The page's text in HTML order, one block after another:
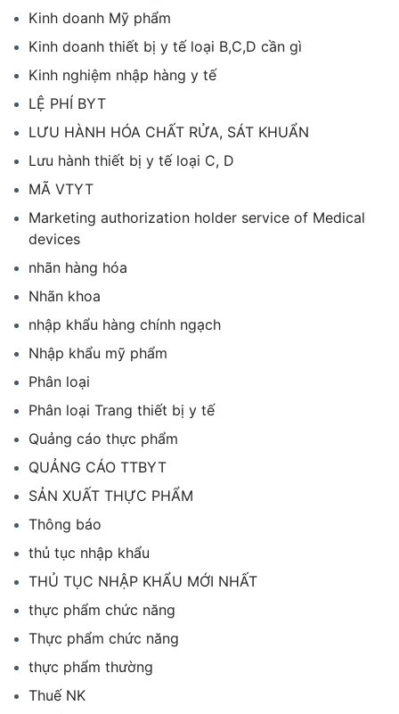
Kinh doanh Mỹ phẩm
Kinh doanh thiết bị y tế loại B,C,D cần gì
Kinh nghiệm nhập hàng y tế
LỆ PHÍ BYT
LƯU HÀNH HÓA CHẤT RỬA, SÁT KHUẨN
Lưu hành thiết bị y tế loại C, D
MÃ VTYT
Marketing authorization holder service of Medical
devices
nhãn hàng hóa
Nhãn khoa
nhập khẩu hàng chính ngạch
Nhập khẩu mỹ phẩm
Phân loại
Phân loại Trang thiết bị y tế
Quảng cáo thực phẩm
QUẢNG CÁO TTBYT
SẢN XUẤT THỰC PHẨM
Thông báo
thủ tục nhập khẩu
THỦ TỤC NHẬP KHẨU MỚI NHẤT
thực phẩm chức năng
Thực phẩm chức năng
thực phẩm thường
Thuế NK